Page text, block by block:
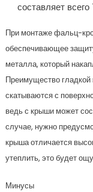
составляет всего
При монтаже фальц-
обеспечивающее
металла, который
Преимущество гладкой
скатываются с
ведь с крыши может
случае, нужно
крыша отличается
утеплить, это будет
Минусы